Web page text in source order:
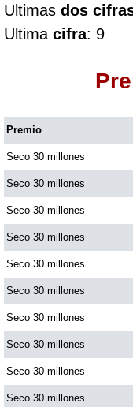
Culona
Dorado
Dorado
Fantástica
Fantástica
Motilon
Motilon
Paisita Día
Ultimas dos
Ultima cifra: 9
Premio
Seco 30 millones
Seco 30 millones
Seco 30 millones
Seco 30 millones
Seco 30 millones
Seco 30 millones
Seco 30 millones
Seco 30 millones
Seco 30 millones
Seco 30 millones